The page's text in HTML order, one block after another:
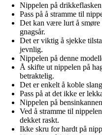
Nippelen på
Pass på å stramme til
Det kan være lurt å
gnagsår.
Det er viktig å sjekke
jevnlig.
Nippelen på denne
Å skifte ut nippelen på
betraktelig.
Det er enkelt å koble
Pass på at det ikke er
Nippelen på
Ved å stramme til
dekket raskt.
Ikke skru for hardt på